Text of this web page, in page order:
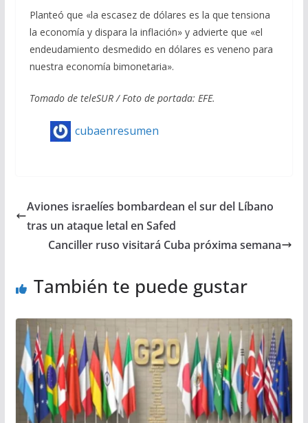
Planteó que «la escasez de dólares es la que tensiona
la economía y dispara la inflación» y advierte que «el
endeudamiento desmedido en dólares es veneno para
nuestra economía bimonetaria».
Tomado de teleSUR / Foto de portada: EFE.
cubaenresumen
Aviones israelíes bombardean el sur del Líbano
tras un ataque letal en Safed
Canciller ruso visitará Cuba próxima semana
También te puede gustar